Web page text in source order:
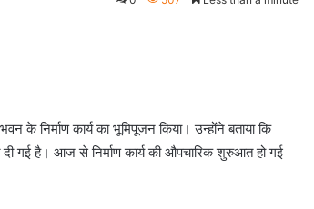
निर्माण कार्य का भूमिपूजन किया। उन्होंने बताया कि
गई है। आज से निर्माण कार्य की औपचारिक शुरुआत हो गई